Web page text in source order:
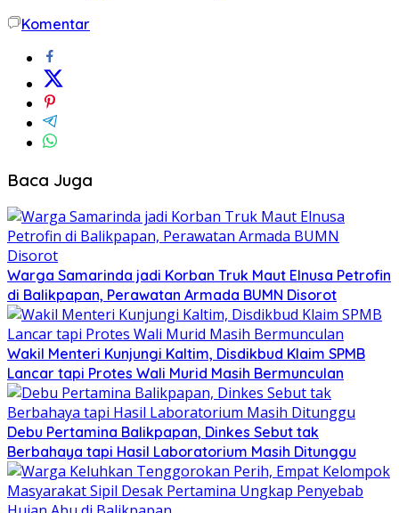
Komentar
Baca Juga
Warga Samarinda jadi Korban Truk Maut Elnusa Petrofin
di Balikpapan, Perawatan Armada BUMN Disorot
Wakil Menteri Kunjungi Kaltim, Disdikbud Klaim SPMB
Lancar tapi Protes Wali Murid Masih Bermunculan
Debu Pertamina Balikpapan, Dinkes Sebut tak
Berbahaya tapi Hasil Laboratorium Masih Ditunggu